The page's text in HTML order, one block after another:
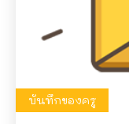
บันทึกของครู